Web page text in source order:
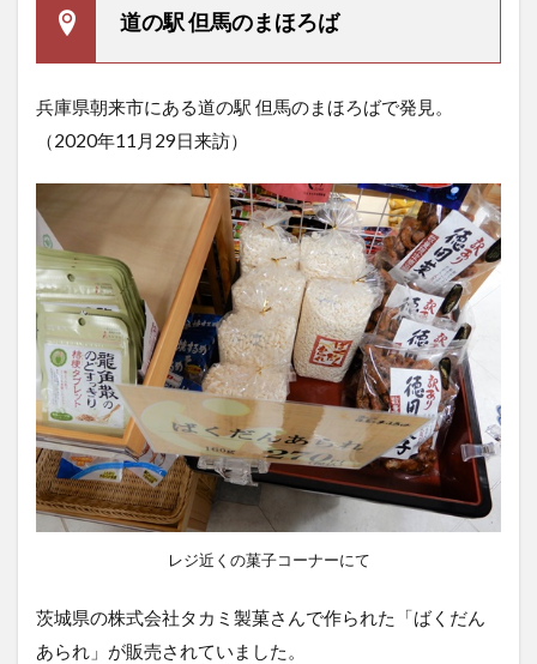
道の駅 但馬のまほろば
兵庫県朝来市にある道の駅 但馬のまほろばで発見。
（2020年11月29日来訪）
レジ近くの菓子コーナーにて
茨城県の株式会社タカミ製菓さんで作られた「ばくだん
あられ」が販売されていました。